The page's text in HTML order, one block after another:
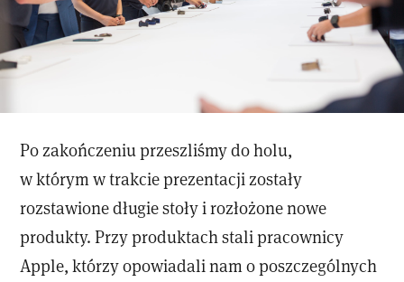
Po zakończeniu przeszliśmy do holu,
w którym w trakcie prezentacji zostały
rozstawione długie stoły i rozłożone nowe
produkty. Przy produktach stali pracownicy
Apple, którzy opowiadali nam o poszczególnych